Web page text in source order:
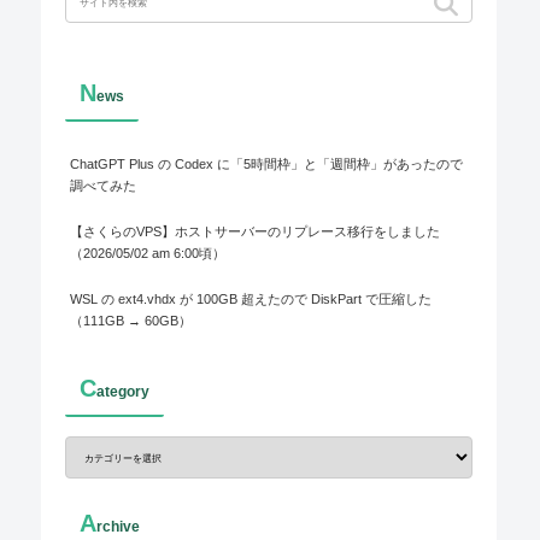
News
ChatGPT Plus の Codex に「5時間枠」と「週間枠」があったので
調べてみた
【さくらのVPS】ホストサーバーのリプレース移行をしました
（2026/05/02 am 6:00頃）
WSL の ext4.vhdx が 100GB 超えたので DiskPart で圧縮した
（111GB → 60GB）
Category
Archive